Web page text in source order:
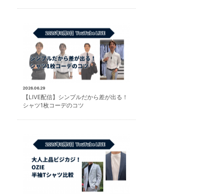
2026.06.29
【LIVE配信】シンプルだから差が出る！
シャツ1枚コーデのコツ